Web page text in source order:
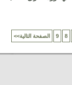
8
9 <<الصفحة التالية
سهرات